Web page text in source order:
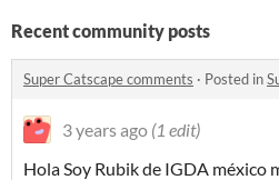
Recent community posts
Super Catscape comments · Posted in
3 years ago (1 edit)
Hola Soy Rubik de IGDA méxico